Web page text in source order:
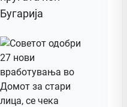
Бугарија